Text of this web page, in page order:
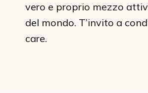
vero e proprio mezzo
del mondo. T’invito a
care.